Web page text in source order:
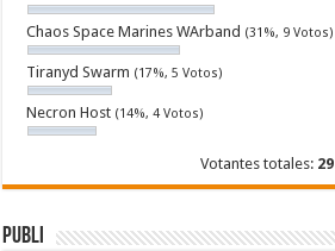
Chaos Space Marines WArband (31%, 9 Votos)
Tiranyd Swarm (17%, 5 Votos)
Necron Host (14%, 4 Votos)
Votantes totales: 29
Publi